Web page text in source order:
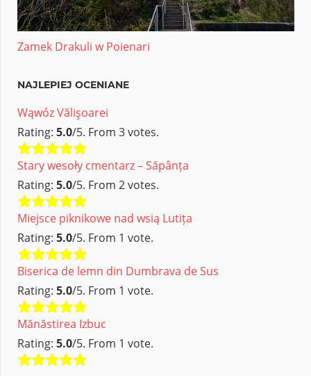
Zamek Drakuli w Poienari
NAJLEPIEJ OCENIANE
Wąwóz Vălişoarei
Rating: 5.0/5. From 3 votes.
Stary wesoły cmentarz – Săpânța
Rating: 5.0/5. From 2 votes.
Miejsce piknikowe nad wsią Lutița
Rating: 5.0/5. From 1 vote.
Biserica de lemn din Dumbrava de Sus
Rating: 5.0/5. From 1 vote.
Mănăstirea Izbuc
Rating: 5.0/5. From 1 vote.